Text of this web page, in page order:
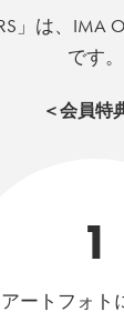
」は、IMA
です。
＜会員特
1
アートフォト